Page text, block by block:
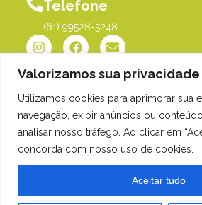
Valorizamos sua privacidade
Utilizamos cookies para aprimorar sua
navegação, exibir anúncios ou
analisar nosso tráfego. Ao clicar em
concorda com nosso uso de cookies.
Aceitar tudo
Estamos na Asa Norte -
Telefone
(61) 99528-5248
©Me Põe na História |
Orgulhosamente desenvolvido
por Gim Digital